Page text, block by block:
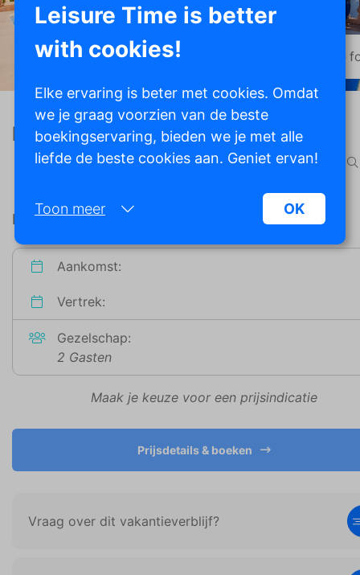
Toon alle
Kijk naar de zon
Moraira, Spanje
Beschikbaarheid
Aankomst:
Vertrek:
Gezelschap:
2 Gasten
Maak je keuze voor een prijsindicatie
Prijsdetails & boeken
Vraag over dit vakantieverblijf?
Leisure Time is better
with cookies!
Elke ervaring is beter met cookies. Omdat
we je graag voorzien van de beste
boekingservaring, bieden we je met alle
liefde de beste cookies aan. Geniet ervan!
Toon meer OK
Noodzakelijk:
bruikbaarder te maken, door basisfuncties als
Zonder deze cookies kan de website niet naar
behoren werken.
Marketing:
Deze site gebruikt cookies en Google
technologieën om het siteverkeer te analyseren.
Het doel van marketingcookies is advertenties
adverteerders.